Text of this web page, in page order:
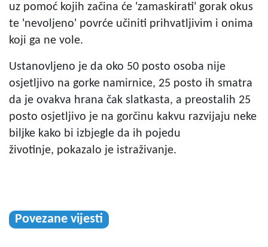
uz pomoć kojih začina će 'zamaskirati' gorak okus
te 'nevoljeno' povrće učiniti prihvatljivim i onima
koji ga ne vole.
Ustanovljeno je da oko 50 posto osoba nije
osjetljivo na gorke namirnice, 25 posto ih smatra
da je ovakva hrana čak slatkasta, a preostalih 25
posto osjetljivo je na gorčinu kakvu razvijaju neke
biljke kako bi izbjegle da ih pojedu
životinje, pokazalo je istraživanje.
Povezane vijesti